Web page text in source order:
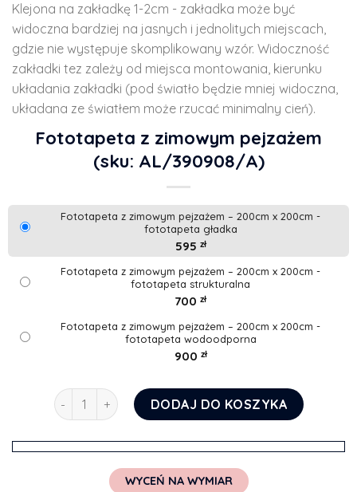
Klejona na zakładkę 1-2cm - zakładka może być
widoczna bardziej na jasnych i jednolitych miejscach,
gdzie nie występuje skomplikowany wzór. Widoczność
zakładki tez zależy od miejsca montowania, kierunku
układania zakładki (pod światło będzie mniej widoczna,
układana ze światłem może rzucać minimalny cień).
Fototapeta z zimowym pejzażem
(sku: AL/390908/A)
Fototapeta z zimowym pejzażem – 200cm x 200cm -
fototapeta gładka
595 zł
Fototapeta z zimowym pejzażem – 200cm x 200cm -
fototapeta strukturalna
700 zł
Fototapeta z zimowym pejzażem – 200cm x 200cm -
fototapeta wodoodporna
900 zł
ilość Fototapeta z zimowym pejzażem
DODAJ DO KOSZYKA
WYCEŃ NA WYMIAR